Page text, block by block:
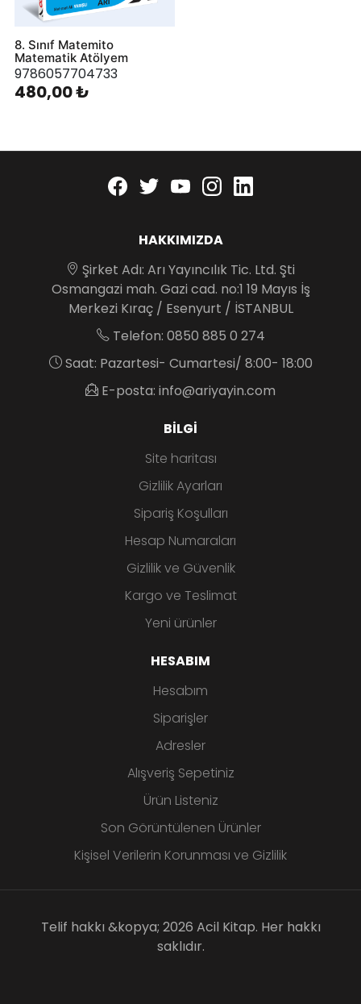
8. Sınıf Matemito
Matematik Atölyem
9786057704733
480,00 ₺
Facebook
twitteryoutubeinstagram
HAKKIMIZDA
Şirket Adı: Arı Yayıncılık Tic. Ltd. Şti
Osmangazi mah. Gazi cad. no:1 19 Mayıs İş
Merkezi Kıraç / Esenyurt / İSTANBUL
Telefon: 0850 885 0 274
Saat: Pazartesi- Cumartesi/ 8:00- 18:00
E-posta: info@ariyayin.com
BILGI
Site haritası
Gizlilik Ayarları
Sipariş Koşulları
Hesap Numaraları
Gizlilik ve Güvenlik
Kargo ve Teslimat
Yeni ürünler
HESABIM
Hesabım
Siparişler
Adresler
Alışveriş Sepetiniz
Ürün Listeniz
Son Görüntülenen Ürünler
Kişisel Verilerin Korunması ve Gizlilik
Telif hakkı &kopya; 2026 Acil Kitap. Her hakkı
saklıdır.